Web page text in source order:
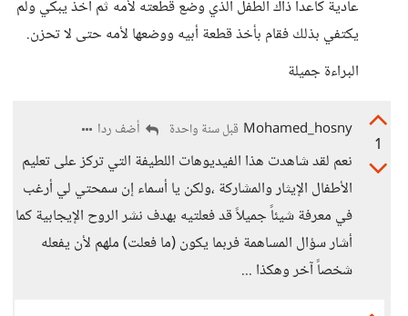
عادية كاعدا ذاك الطفل الذي وضع قطعته لأمه ثم أخذ يبكي ولم
يكتفي بذلك فقام بأخذ قطعة أبيه ووضعها لأمه حتى لا تحزن.
البراءة جميلة
1
Mohamed_hosny قبل سنة واحدة أضف ردا
نعم لقد شاهدت هذا الفيديوهات اللطيفة التي تركز على تعليم
الأطفال الإيثار والمشاركة ،ولكن يا أسماء إن سمحتي لي أرغب
في معرفة شيئاً جميلاً قد فعلتيه بهدف نشر الروح الإيجابية كما
أشار سؤال المساهمة فربما يكون (ما فعلت) ملهم لأن يفعله
شخصاً آخر وهكذا ...